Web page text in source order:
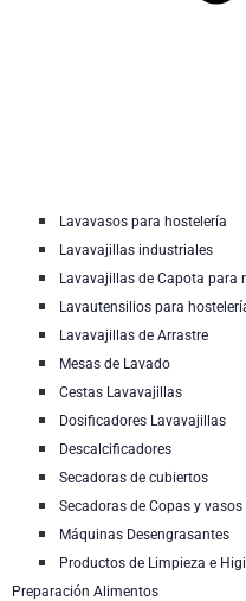
Lavavasos para hostelería
Lavavajillas industriales
Lavavajillas de Capota para
Lavautensilios para
Lavavajillas de Arrastre
Mesas de Lavado
Cestas Lavavajillas
Dosificadores Lavavajillas
Descalcificadores
Secadoras de cubiertos
Secadoras de Copas y vasos
Máquinas Desengrasantes
Productos de Limpieza e
Preparación Alimentos